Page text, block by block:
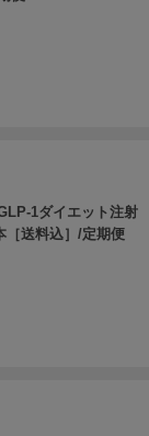
1ダイエット注射
［送料込］/定期便